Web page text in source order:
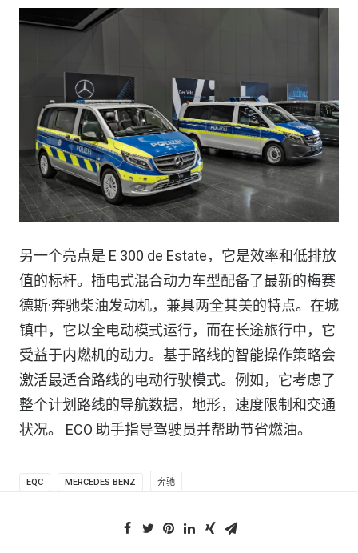
另一个亮点是 E 300 de Estate，它是效率和低排放
值的标杆。插电式混合动力车型配备了最新的梅赛
德斯·奔驰柴油发动机，兼具两全其美的特点。在城
镇中，它以全电动模式运行，而在长途旅行中，它
受益于内燃机的动力。基于路线的智能操作策略会
激活最适合路线的电动行驶模式。例如，它考虑了
整个计划路线的导航数据，地形，速度限制和交通
状况。 ECO 助手指导驾驶员并帮助节省燃油。
EQC MERCEDES BENZ 奔驰